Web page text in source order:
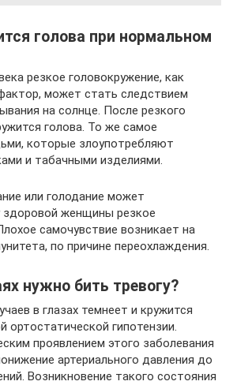
голова при нормальном
резкое головокружение, как
может стать следствием
на солнце. После резкого
голова. То же самое
которые злоупотребляют
и табачными изделиями.
или голодание может
здоровой женщины резкое
самочувствие возникает на
по причине переохлаждения.
нужно бить тревогу?
в глазах темнеет и кружится
ортостатической гипотензии.
проявлением этого заболевания
артериального давления до
Возникновение такого состояния